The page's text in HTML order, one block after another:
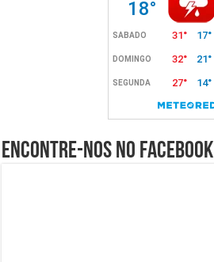
Encontre-nos no Facebook